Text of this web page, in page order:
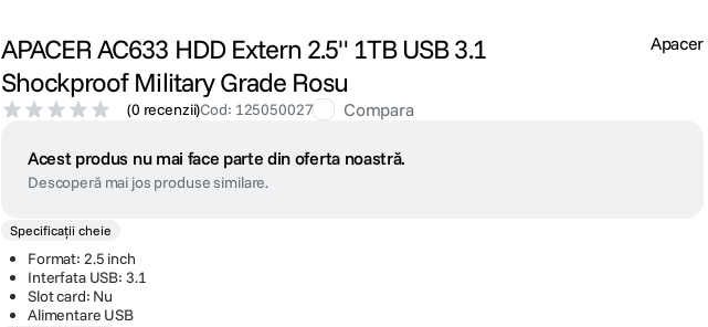
APACER AC633 HDD Extern 2.5" 1TB USB 3.1
Shockproof Military Grade Rosu
(0 recenzii)Cod: 125050027 Compara
Apacer
Acest produs nu mai face parte din oferta noastră.
Descoperă mai jos produse similare.
Specificații cheie
Format: 2.5 inch
Interfata USB: 3.1
Slot card: Nu
Alimentare USB